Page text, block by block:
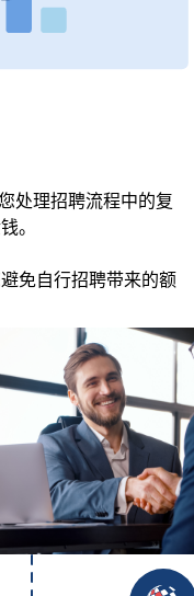
处理招聘流程中的复
。
免自行招聘带来的额